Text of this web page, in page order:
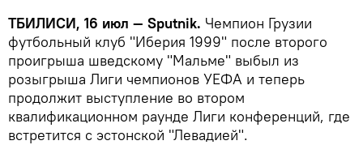
ТБИЛИСИ, 16 июл — Sputnik. Чемпион Грузии
футбольный клуб "Иберия 1999" после второго
проигрыша шведскому "Мальме" выбыл из
розыгрыша Лиги чемпионов УЕФА и теперь
продолжит выступление во втором
квалификационном раунде Лиги конференций, где
встретится с эстонской "Левадией".